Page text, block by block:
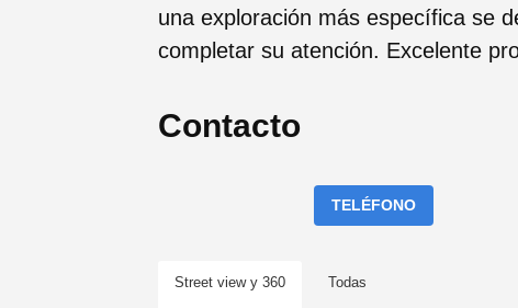
una exploración más específica se
completar su atención. Excelente
Contacto
TELÉFONO
Street view y 360 Todas